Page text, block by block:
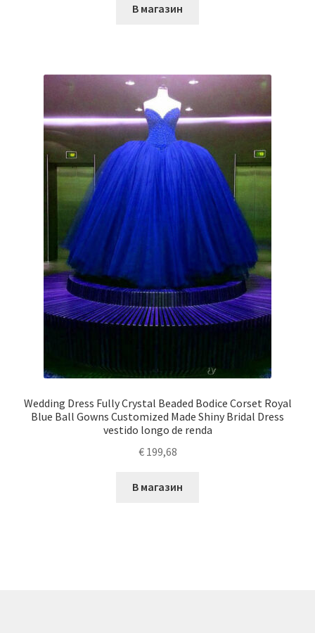
В магазин
Wedding Dress Fully Crystal Beaded Bodice Corset Royal
Blue Ball Gowns Customized Made Shiny Bridal Dress
vestido longo de renda
€199,68
В магазин